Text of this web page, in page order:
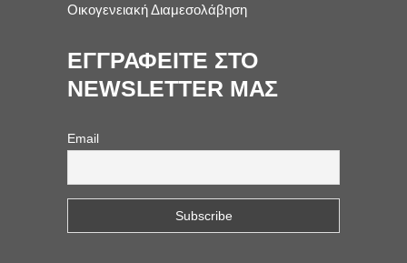
Οικογενειακή Διαμεσολάβηση
ΕΓΓΡΑΦΕΙΤΕ ΣΤΟ
NEWSLETTER ΜΑΣ
Email